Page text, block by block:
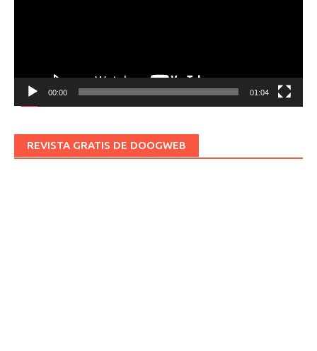
00:00 01:04
REVISTA GRATIS DE DOOGWEB